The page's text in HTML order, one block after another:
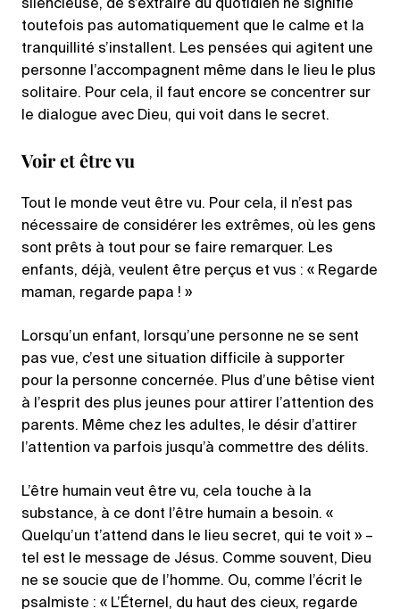
silencieuse, de s’extraire du quotidien ne signifie
toutefois pas automatiquement que le calme et la
tranquillité s’installent. Les pensées qui agitent une
personne l’accompagnent même dans le lieu le plus
solitaire. Pour cela, il faut encore se concentrer sur
le dialogue avec Dieu, qui voit dans le secret.
Voir et être vu
Tout le monde veut être vu. Pour cela, il n’est pas
nécessaire de considérer les extrêmes, où les gens
sont prêts à tout pour se faire remarquer. Les
enfants, déjà, veulent être perçus et vus : « Regarde
maman, regarde papa ! »
Lorsqu’un enfant, lorsqu’une personne ne se sent
pas vue, c’est une situation difficile à supporter
pour la personne concernée. Plus d’une bêtise vient
à l’esprit des plus jeunes pour attirer l’attention des
parents. Même chez les adultes, le désir d’attirer
l’attention va parfois jusqu’à commettre des délits.
L’être humain veut être vu, cela touche à la
substance, à ce dont l’être humain a besoin. «
Quelqu’un t’attend dans le lieu secret, qui te voit » –
tel est le message de Jésus. Comme souvent, Dieu
ne se soucie que de l’homme. Ou, comme l’écrit le
psalmiste : « L’Éternel, du haut des cieux, regarde